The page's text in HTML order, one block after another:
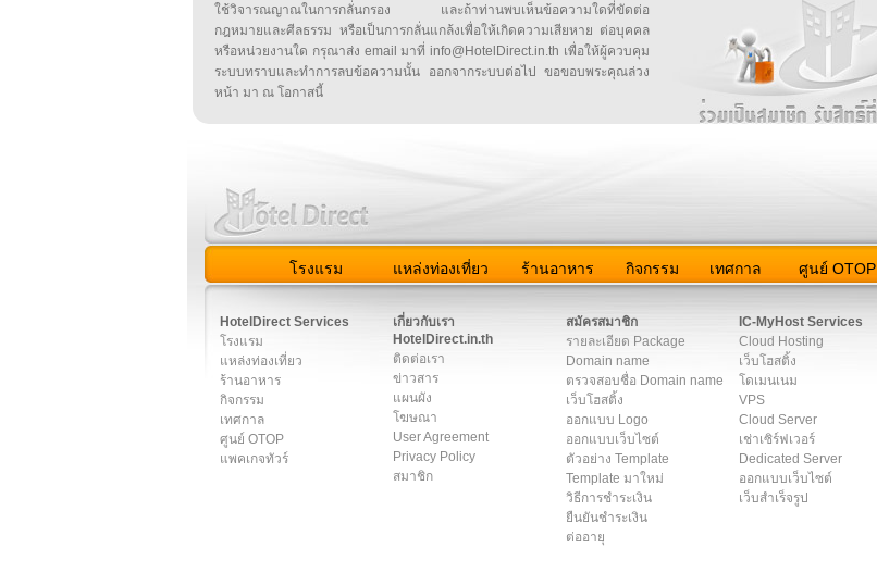
ใช้วิจารณญาณในการกลั่นกรอง และถ้าท่านพบเห็นข้อความใดที่ขัดต่อ
กฎหมายและศีลธรรม หรือเป็นการกลั่นแกล้งเพื่อให้เกิดความเสียหาย ต่อบุคคล
หรือหน่วยงานใด กรุณาส่ง email มาที่ info@HotelDirect.in.th เพื่อให้ผู้ควบคุม
ระบบทราบและทำการลบข้อความนั้น ออกจากระบบต่อไป ขอขอบพระคุณล่วง
หน้า มา ณ โอกาสนี้
โรงแรม แหล่งท่องเที่ยว ร้านอาหาร กิจกรรม เทศกาล ศูนย์ OTOP
HotelDirect Services
โรงแรม
แหล่งท่องเที่ยว
ร้านอาหาร
กิจกรรม
เทศกาล
ศูนย์ OTOP
แพคเกจทัวร์
เกี่ยวกับเรา
HotelDirect.in.th
ติดต่อเรา
ข่าวสาร
แผนผัง
โฆษณา
User Agreement
Privacy Policy
สมาชิก
สมัครสมาชิก
รายละเอียด Package
Domain name
ตรวจสอบชื่อ Domain name
เว็บโฮสติ้ง
ออกแบบ Logo
ออกแบบเว็บไซต์
ตัวอย่าง Template
Template มาใหม่
วิธีการชำระเงิน
ยืนยันชำระเงิน
ต่ออายุ
IC-MyHost Services
Cloud Hosting
เว็บโฮสติ้ง
โดเมนเนม
VPS
Cloud Server
เช่าเซิร์ฟเวอร์
Dedicated Server
ออกแบบเว็บไซต์
เว็บสำเร็จรูป